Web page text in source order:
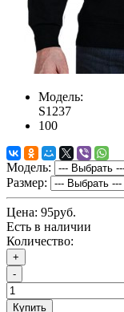
Модель:
S1237
100
Модель:
Размер:
Цена: 95руб.
Есть в наличии
Количество:
+
-
Купить